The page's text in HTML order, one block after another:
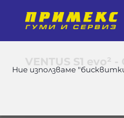
Ние използваме
VENTUS S1